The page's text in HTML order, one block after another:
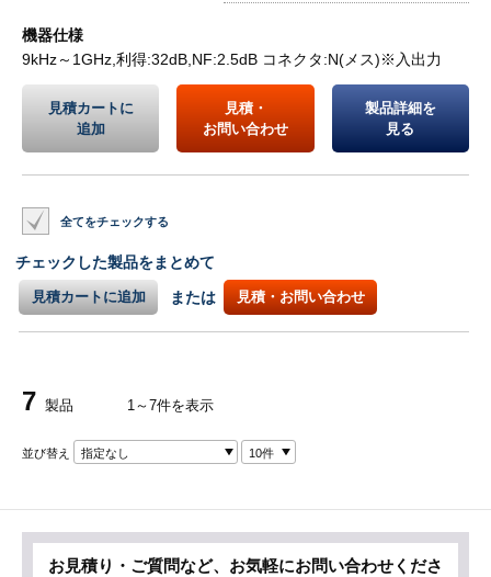
機器仕様
9kHz～1GHz,利得:32dB,NF:2.5dB コネクタ:N(メス)※入出力
見積カートに
追加
見積・
お問い合わせ
製品詳細を
見る
全てをチェックする
チェックした製品をまとめて
見積カートに追加 または 見積・お問い合わせ
7 製品 1～7件を表示
並び替え 指定なし 10件
お見積り・ご質問など、お気軽にお問い合わせくださ